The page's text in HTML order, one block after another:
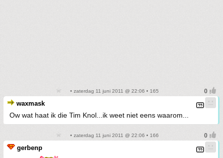
• zaterdag 11 juni 2011 @ 22:06 • 165
waxmask
Ow wat haat ik die Tim Knol...ik weet niet eens waarom...
• zaterdag 11 juni 2011 @ 22:06 • 166
gerbenp